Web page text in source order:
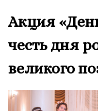
Акция
честь дня
великого